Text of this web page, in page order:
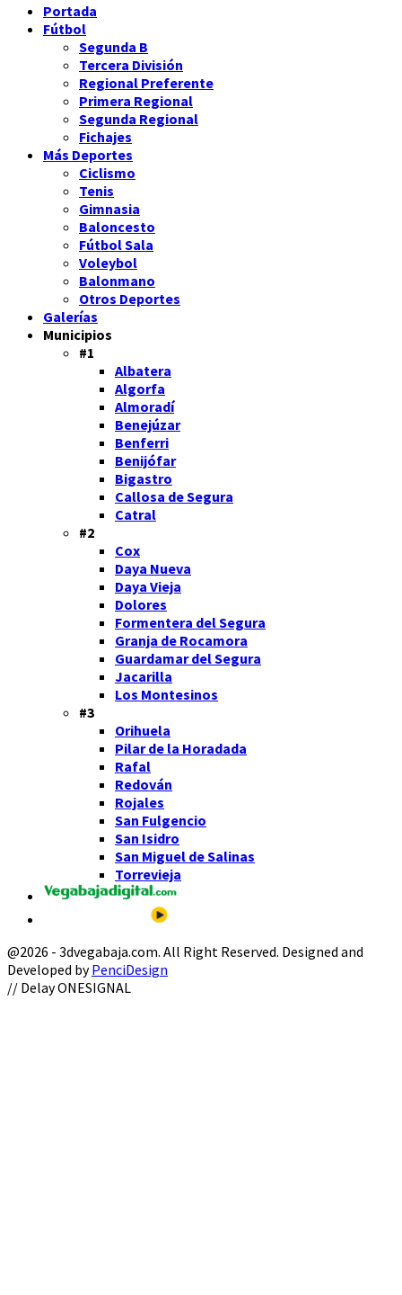
Portada
Fútbol
Segunda B
Tercera División
Regional Preferente
Primera Regional
Segunda Regional
Fichajes
Más Deportes
Ciclismo
Tenis
Gimnasia
Baloncesto
Fútbol Sala
Voleybol
Balonmano
Otros Deportes
Galerías
Municipios
#1
Albatera
Algorfa
Almoradí
Benejúzar
Benferri
Benijófar
Bigastro
Callosa de Segura
Catral
#2
Cox
Daya Nueva
Daya Vieja
Dolores
Formentera del Segura
Granja de Rocamora
Guardamar del Segura
Jacarilla
Los Montesinos
#3
Orihuela
Pilar de la Horadada
Rafal
Redován
Rojales
San Fulgencio
San Isidro
San Miguel de Salinas
Torrevieja
@2026 - 3dvegabaja.com. All Right Reserved. Designed and
Developed byPenciDesign
Facebook
Twitter
Instagram
Youtube
Email
// Delay ONESIGNAL